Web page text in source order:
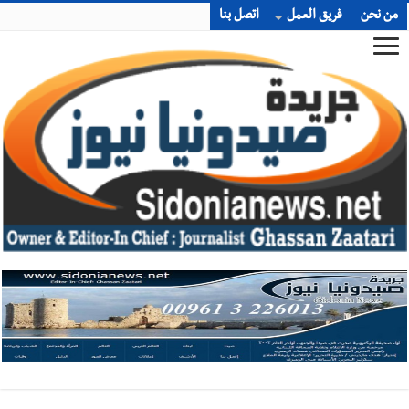
من نحن فريق العمل اتصل بنا